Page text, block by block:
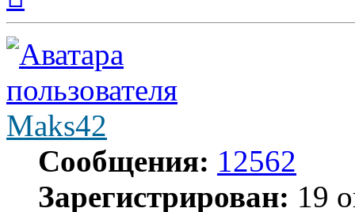
началу
Maks42
Сообщения: 12562
Зарегистрирован: 19